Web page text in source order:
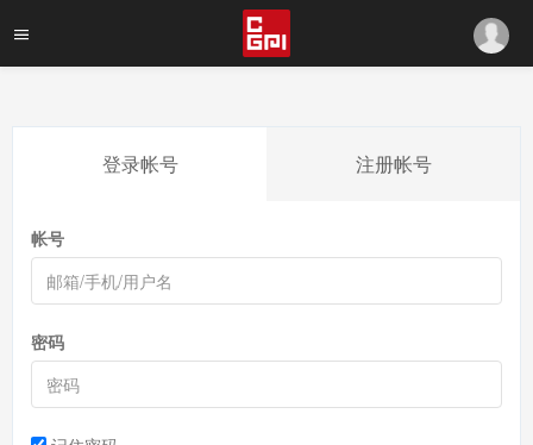
登录帐号 注册帐号
帐号
密码